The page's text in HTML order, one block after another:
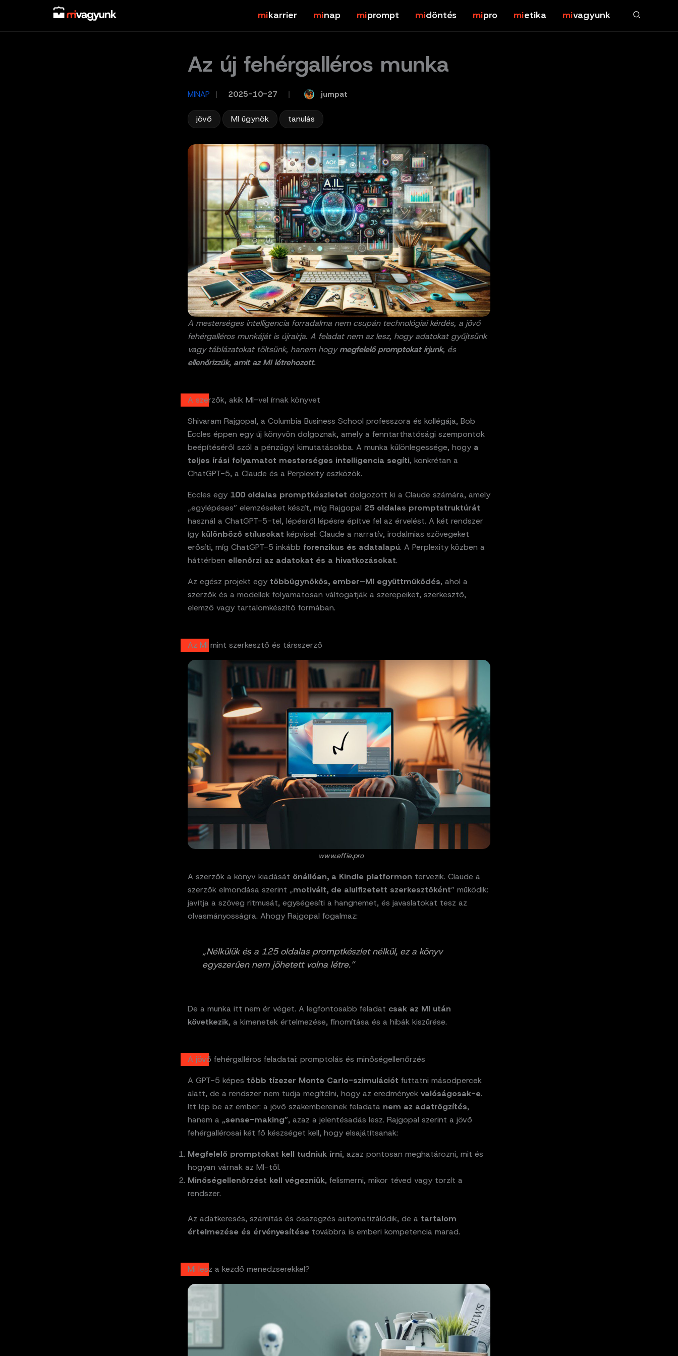
content
karrier nap prompt döntés pro etika vagyunk
Az új fehérgalléros munka
MINAP 2025-10-27 jumpat
jövő MI ügynök tanulás
A mesterséges intelligencia forradalma nem csupán technológiai kérdés, a jövő
fehérgalléros munkáját is újraírja. A feladat nem az lesz, hogy adatokat gyűjtsünk
vagy táblázatokat töltsünk, hanem hogymegfelelő promptokat írjunk, és
ellenőrizzük, amit az MI létrehozott.
A szerzők, akik MI-vel írnak könyvet
Shivaram Rajgopal, a Columbia Business School professzora és kollégája, Bob
Eccles éppen egy új könyvön dolgoznak, amely a fenntarthatósági szempontok
beépítéséről szól a pénzügyi kimutatásokba. A munka különlegessége, hogy a
teljes írási folyamatot mesterséges intelligencia segíti, konkrétan a
ChatGPT-5, a Claude és a Perplexity eszközök.
Eccles egy 100 oldalas promptkészletet dolgozott ki a Claude számára, amely
„egylépéses” elemzéseket készít, míg Rajgopal 25 oldalas promptstruktúrát
használ a ChatGPT-5-tel, lépésről lépésre építve fel az érvelést. A két rendszer
így különböző stílusokat képvisel: Claude a narratív, irodalmias szövegeket
erősíti, míg ChatGPT-5 inkább forenzikus és adatalapú. A Perplexity közben a
háttérben ellenőrzi az adatokat és a hivatkozásokat.
Az egész projekt egy többügynökös, ember–MI együttműködés, ahol a
szerzők és a modellek folyamatosan váltogatják a szerepeiket, szerkesztő,
elemző vagy tartalomkészítő formában.
Az MI mint szerkesztő és társszerző
www.effie.pro
A szerzők a könyv kiadását önállóan, a Kindle platformon tervezik. Claude a
szerzők elmondása szerint „motivált, de alulfizetett szerkesztőként” működik:
javítja a szöveg ritmusát, egységesíti a hangnemet, és javaslatokat tesz az
olvasmányosságra. Ahogy Rajgopal fogalmaz:
„Nélkülük és a 125 oldalas promptkészlet nélkül, ez a könyv
egyszerűen nem jöhetett volna létre.”
De a munka itt nem ér véget. A legfontosabb feladat csak az MI után
következik, a kimenetek értelmezése, finomítása és a hibák kiszűrése.
A jövő fehérgalléros feladatai: promptolás és minőségellenőrzés
A GPT-5 képes több tízezer Monte Carlo-szimulációt futtatni másodpercek
alatt, de a rendszer nem tudja megítélni, hogy az eredmények valóságosak-e.
Itt lép be az ember: a jövő szakembereinek feladata nem az adatrögzítés,
hanem a „sense-making”, azaz a jelentésadás lesz. Rajgopal szerint a jövő
fehérgallérosai két fő készséget kell, hogy elsajátítsanak:
Megfelelő promptokat kell tudniuk írni, azaz pontosan meghatározni, mit és
hogyan várnak az MI-től.
Minőségellenőrzést kell végezniük, felismerni, mikor téved vagy torzít a
rendszer.
Az adatkeresés, számítás és összegzés automatizálódik, de a tartalom
értelmezése és érvényesítése továbbra is emberi kompetencia marad.
Mi lesz a kezdő menedzserekkel?